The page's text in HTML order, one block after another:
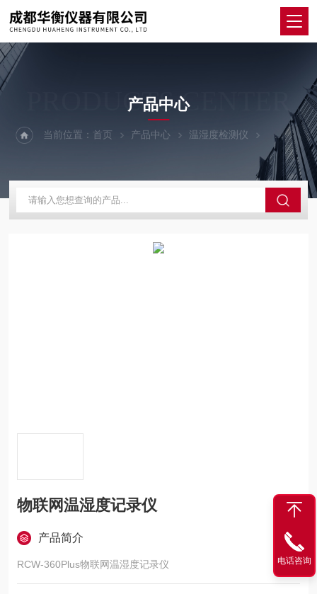
PRODUCTS CENTER
产品中心
当前位置：首页 产品中心 温湿度检测仪 智能温湿
物联网温湿度记录仪
产品简介
RCW-360Plus物联网温湿度记录仪 电话咨询